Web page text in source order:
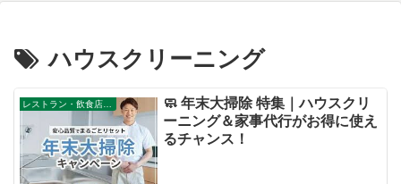
ハウスクリーニング
🧼 年末大掃除 特集｜ハウスクリ
ーニング＆家事代行がお得に使え
るチャンス！